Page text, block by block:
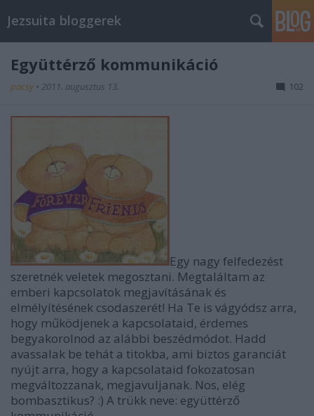
Jezsuita bloggerek
Együttérző kommunikáció
pacsy • 2011. augusztus 13. 102
Egy nagy felfedezést
szeretnék veletek megosztani. Megtaláltam az
emberi kapcsolatok megjavításának és
elmélyítésének csodaszerét! Ha Te is vágyódsz arra,
hogy működjenek a kapcsolataid, érdemes
begyakorolnod az alábbi beszédmódot. Hadd
avassalak be tehát a titokba, ami biztos garanciát
nyújt arra, hogy a kapcsolataid fokozatosan
megváltozzanak, megjavuljanak. Nos, elég
bombasztikus? :) A trükk neve: együttérző